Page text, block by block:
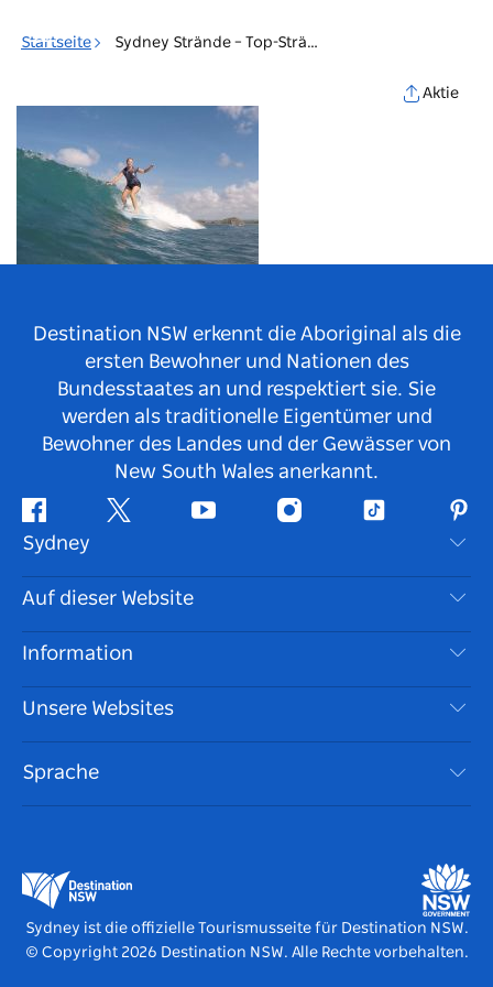
navigation
Startseite Sydney Strände – Top-Strände – Cronulla Surfen
Aktie
Destination NSW erkennt die Aboriginal als die
ersten Bewohner und Nationen des
Bundesstaates an und respektiert sie. Sie
werden als traditionelle Eigentümer und
Bewohner des Landes und der Gewässer von
New South Wales anerkannt.
Facebook Twitter YouTube InstagramTikTok
Sydney
Kontaktieren Sie uns
Haftungsausschluss
Cookie Notice
Auf dieser Website
Reiseziele
Aktivitäten
Veranstaltungen
Unterkunft
Information
Reiseinformationen
Barrierefreies Sydney
Tragen Sie Ihr Unternehmen ein
Unsere Websites
Destination NSW Medienzentrum
Vivid Sydney
Sprache
Sydney ist die offizielle Tourismusseite für Destination NSW.
© Copyright 2026 Destination NSW. Alle Rechte vorbehalten.